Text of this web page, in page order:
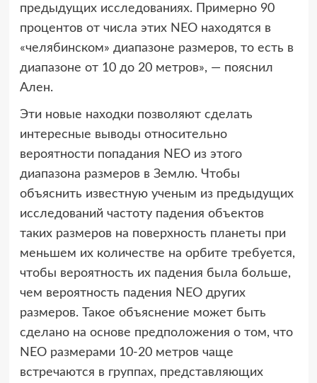
предыдущих исследованиях. Примерно 90
процентов от числа этих NEO находятся в
«челябинском» диапазоне размеров, то есть в
диапазоне от 10 до 20 метров», — пояснил
Ален.
Эти новые находки позволяют сделать
интересные выводы относительно
вероятности попадания NEO из этого
диапазона размеров в Землю. Чтобы
объяснить известную ученым из предыдущих
исследований частоту падения объектов
таких размеров на поверхность планеты при
меньшем их количестве на орбите требуется,
чтобы вероятность их падения была больше,
чем вероятность падения NEO других
размеров. Такое объяснение может быть
сделано на основе предположения о том, что
NEO размерами 10-20 метров чаще
встречаются в группах, представляющих